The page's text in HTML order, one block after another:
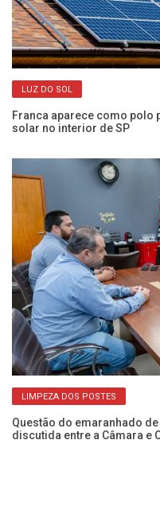
LUZ DO SOL
Franca aparece como
solar no interior de SP
LIMPEZA DOS POSTES
Questão do emaranhado
discutida entre a Câmara e